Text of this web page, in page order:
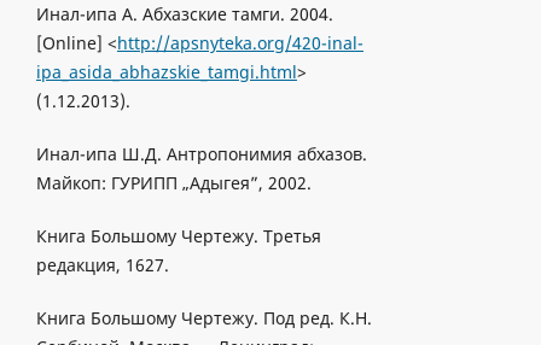
Инал-ипa A. Абхазские тамги. 2004.
[Online] <http://apsnyteka.org/420-inal-
ipa_asida_abhazskie_tamgi.html>
(1.12.2013).
Инал-ипа Ш.Д. Антропонимия абхазов.
Майкоп: ГУРИПП „Адыгея”, 2002.
Книгa Большому Чертежу. Tретья
редакция, 1627.
Книга Большому Чертежу. Под ред. К.Н.